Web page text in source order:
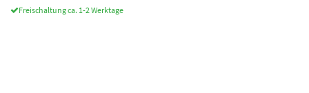
Freischaltung ca. 1-2 Werktage